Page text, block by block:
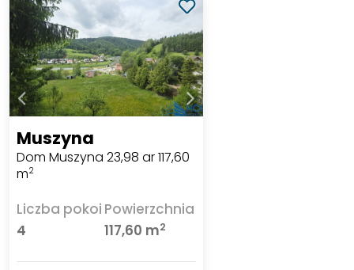
Muszyna
Dom Muszyna 23,98 ar 117,60
m2
Liczba pokoi
4
Powierzchnia
117,60 m2